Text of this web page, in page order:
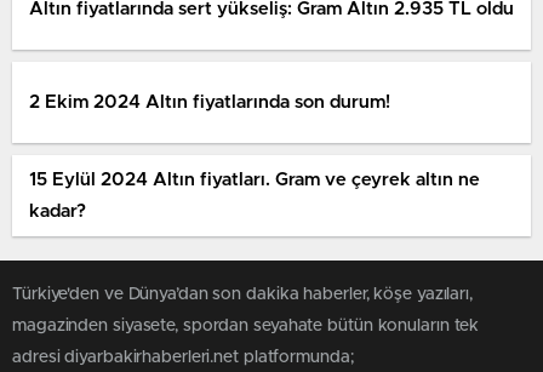
Altın fiyatlarında sert yükseliş: Gram Altın 2.935 TL oldu
2 Ekim 2024 Altın fiyatlarında son durum!
15 Eylül 2024 Altın fiyatları. Gram ve çeyrek altın ne
kadar?
Türkiye'den ve Dünya’dan son dakika haberler, köşe yazıları,
magazinden siyasete, spordan seyahate bütün konuların tek
adresi diyarbakirhaberleri.net platformunda;